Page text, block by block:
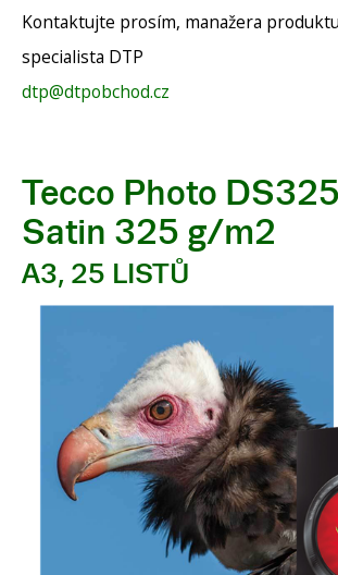
Kontaktujte prosím, manažera
specialista DTP
dtp@dtpobchod.cz
Tecco Photo
Satin 325 g/m2
A3, 25 LISTŮ